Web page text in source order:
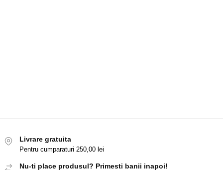
Livrare gratuita
Pentru cumparaturi 250,00 lei
Nu-ti place produsul? Primesti banii inapoi!